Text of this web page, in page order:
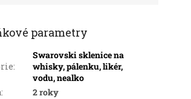
parametry
:
Swarovski sklenice na
whisky, pálenku, likér,
vodu, nealko
:
2 roky